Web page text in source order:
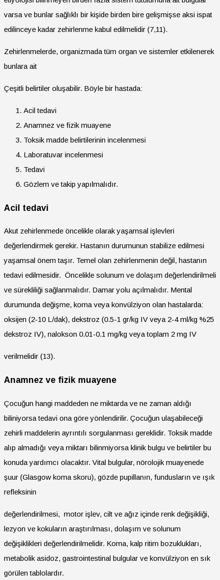
varsa ve bunlar sağlıklı bir kişide birden bire gelişmişse aksi ispat
edilinceye kadar zehirlenme kabul edilmelidir (7,11).
Zehirlenmelerde, organizmada tüm organ ve sistemler etkilenerek
bunlara ait
Çeşitli belirtiler oluşabilir. Böyle bir hastada:
Acil tedavi
Anamnez ve fizik muayene
Toksik madde belirtilerinin incelenmesi
Laboratuvar incelenmesi
Tedavi
Gözlem ve takip yapılmalıdır.
Acil tedavi
Akut zehirlenmede öncelikle olarak yaşamsal işlevleri
değerlendirmek gerekir. Hastanın durumunun stabilize edilmesi
yaşamsal önem taşır. Temel olan zehirlenmenin değil, hastanın
tedavi edilmesidir. Öncelikle solunum ve dolaşım değerlendirilmeli
ve sürekliliği sağlanmalıdır. Damar yolu açılmalıdır. Mental
durumunda değişme, koma veya konvülziyon olan hastalarda:
oksijen (2-10 L/dak), dekstroz (0.5-1 gr/kg IV veya 2-4 ml/kg %25
dekstroz IV), nalokson 0.01-0.1 mg/kg veya toplam 2 mg IV
verilmelidir (13).
Anamnez ve fizik muayene
Çocuğun hangi maddeden ne miktarda ve ne zaman aldığı
biliniyorsa tedavi ona göre yönlendirilir. Çocuğun ulaşabileceği
zehirli maddelerin ayrıntılı sorgulanması gereklidir. Toksik madde
alıp almadığı veya miktarı bilinmiyorsa klinik bulgu ve belirtiler bu
konuda yardımcı olacaktır. Vital bulgular, nörolojik muayenede
şuur (Glasgow koma skoru), gözde pupillanın, fundusların ve ışık
refleksinin
değerlendirilmesi, motor işlev, cilt ve ağız içinde renk değişikliği,
lezyon ve kokuların araştırılması, dolaşım ve solunum
değişiklikleri değerlendirilmelidir. Koma, kalp ritim bozuklukları,
metabolik asidoz, gastrointestinal bulgular ve konvülziyon en sık
görülen tablolardır.